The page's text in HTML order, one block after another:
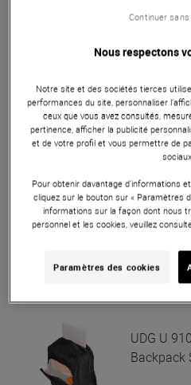
BackPack
UDG
BackPack
UDG U
Backpack
Nous respectons
Notre site et des sociétés tierces
performances du site, personnaliser
ceux que vous avez consultés,
pertinence, afficher la publicité
et de votre profil et vous permettre de
Pour obtenir davantage d'informations
cliquez sur le bouton sur « Paramètres
informations sur la façon dont nous
personnel et les cookies, veuillez
Paramètres des cookies
Continuer